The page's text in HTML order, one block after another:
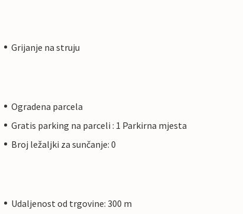
Grijanje na struju
Ogradena parcela
Gratis parking na parceli : 1 Parkirna mjesta
Broj ležaljki za sunčanje: 0
Udaljenost od trgovine: 300 m